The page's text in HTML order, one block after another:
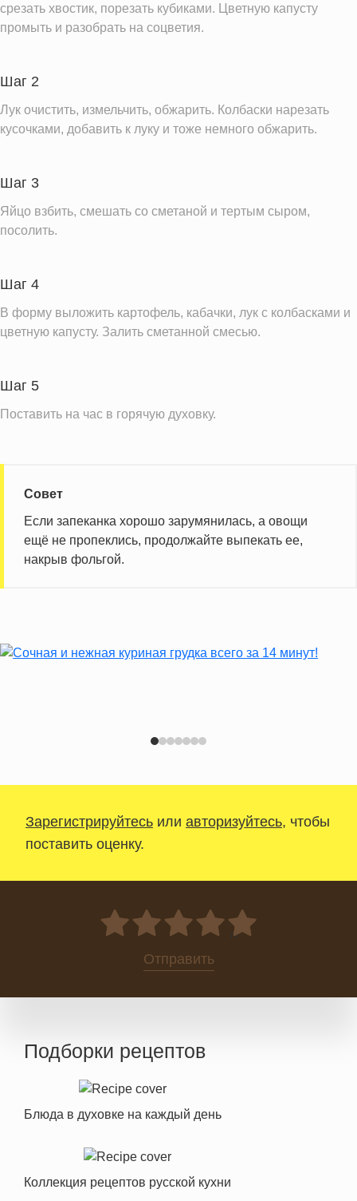
Вода
289.6 г
Натрий
498.9 мг
Кальций
Железо
4.0 мг
Калий
972.4 мг
Витамин С
Витамин А
191.3 IU
Витамин Д
Насыщенные жиры
Информация для одной порции
срезать хвостик, порезать кубиками. Цветную капусту
промыть и разобрать на соцветия.
Шаг 2
Лук очистить, измельчить, обжарить. Колбаски нарезать
кусочками, добавить к луку и тоже немного обжарить.
Шаг 3
Яйцо взбить, смешать со сметаной и тертым сыром,
посолить.
Шаг 4
В форму выложить картофель, кабачки, лук с колбасками и
цветную капусту. Залить сметанной смесью.
Шаг 5
Поставить на час в горячую духовку.
Совет
Если запеканка хорошо зарумянилась, а овощи
ещё не пропеклись, продолжайте выпекать ее,
накрыв фольгой.
Зарегистрируйтесь или авторизуйтесь, чтобы
поставить оценку.
0
Отправить
Подборки рецептов
Блюда в духовке на каждый день
Коллекция рецептов русской кухни